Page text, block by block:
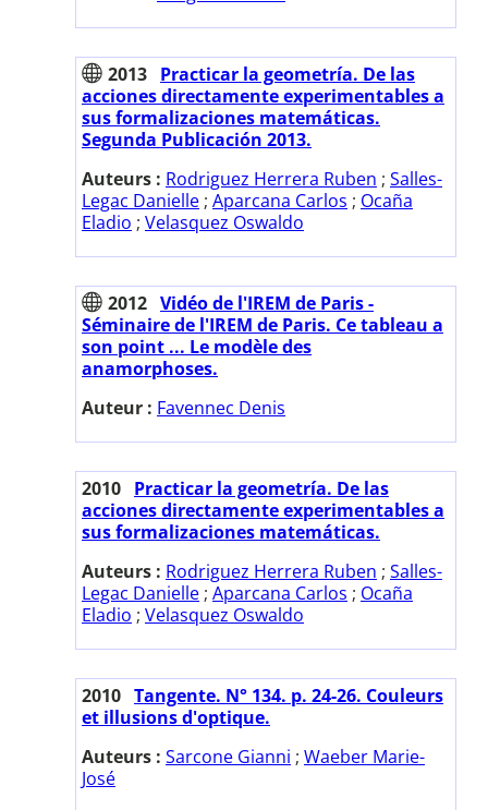
2013 Practicar la geometría. De las
acciones directamente experimentables a
sus formalizaciones matemáticas.
Segunda Publicación 2013.
Auteurs : Rodriguez Herrera Ruben ; Salles-
Legac Danielle ; Aparcana Carlos ; Ocaña
Eladio ; Velasquez Oswaldo
2012 Vidéo de l'IREM de Paris -
Séminaire de l'IREM de Paris. Ce tableau a
son point ... Le modèle des
anamorphoses.
Auteur : Favennec Denis
2010 Practicar la geometría. De las
acciones directamente experimentables a
sus formalizaciones matemáticas.
Auteurs : Rodriguez Herrera Ruben ; Salles-
Legac Danielle ; Aparcana Carlos ; Ocaña
Eladio ; Velasquez Oswaldo
2010 Tangente. N° 134. p. 24-26. Couleurs
et illusions d'optique.
Auteurs : Sarcone Gianni ; Waeber Marie-
José